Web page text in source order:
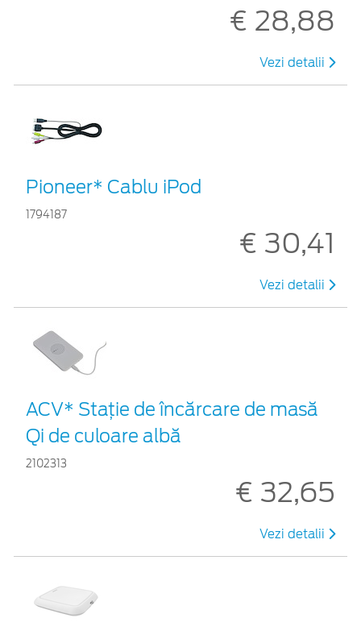
€ 28,88
Vezi detalii
Pioneer* Cablu iPod
1794187
€ 30,41
Vezi detalii
ACV* Stație de încărcare de masă
Qi de culoare albă
2102313
€ 32,65
Vezi detalii